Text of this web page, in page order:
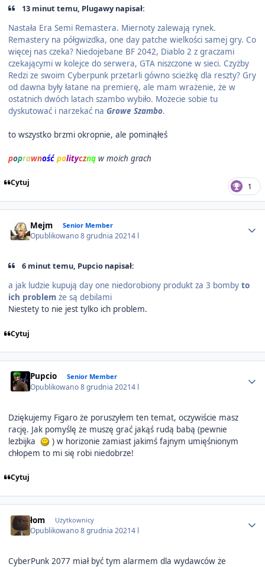
13 minut temu, Plugawy napisał:
Nastała Era Semi Remastera. Miernoty zalewają rynek.
Remastery na półgwizdka, one day patche wielkości samej gry. Co
więcej nas czeka? Niedojebane BF 2042, Diablo 2 z graczami
czekającymi w kolejce do serwera, GTA niszczone w sieci. Czyżby
Redzi ze swoim Cyberpunk przetarli gówno scieżkę dla reszty? Gry
od dawna były łatane na premierę, ale mam wrażenie, że w
ostatnich dwóch latach szambo wybiło. Możecie sobie tu
dyskutować i narzekać na Growe Szambo.
to wszystko brzmi okropnie, ale pominąłeś
poprawnośćpolityczną w moich grach
Cytuj 1
Mejm Senior Member
Opublikowano8 grudnia 20214 l
6 minut temu, Pupcio napisał:
a jak ludzie kupują day one niedorobiony produkt za 3 bomby to
ich problemże są debilami
Niestety to nie jest tylko ich problem.
Cytuj
Pupcio Senior Member
Opublikowano8 grudnia 20214 l
Dziękujemy Figaro że poruszyłem ten temat, oczywiście masz
rację. Jak pomyślę że muszę grać jakąś rudą babą (pewnie
lezbijka
) w horizonie zamiast jakimś fajnym umięśnionym
chłopem to mi się robi niedobrze!
Cytuj
łom Użytkownicy
Opublikowano8 grudnia 20214 l
CyberPunk 2077 miał być tym alarmem dla wydawców że